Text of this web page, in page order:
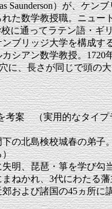
）が、ケ
た数学教授職。ニュー
通ってラテン語・
ブリッジ大学を構成
シアン数学教授。
長さが同じで頭の
案 （実用的なタイプ
北島検校城春の弟子
）
、琵琶・箏を学び
ねかれ、3代にわたる
よび諸国の45ヵ所